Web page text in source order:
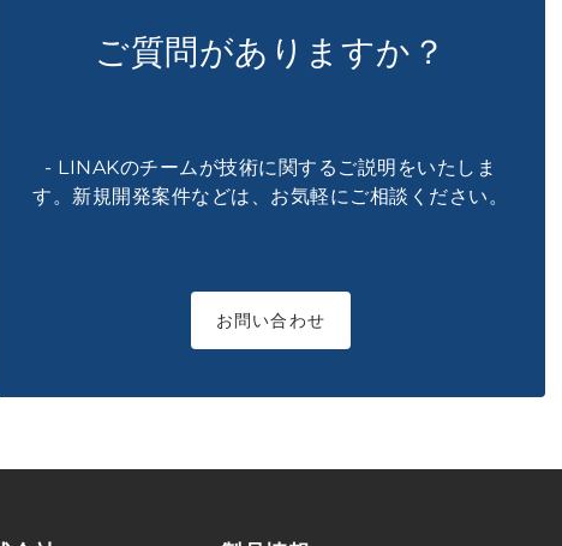
ご質問がありますか？
- LINAKのチームが技術に関するご説明をいたしま
す。新規開発案件などは、お気軽にご相談ください。
お問い合わせ